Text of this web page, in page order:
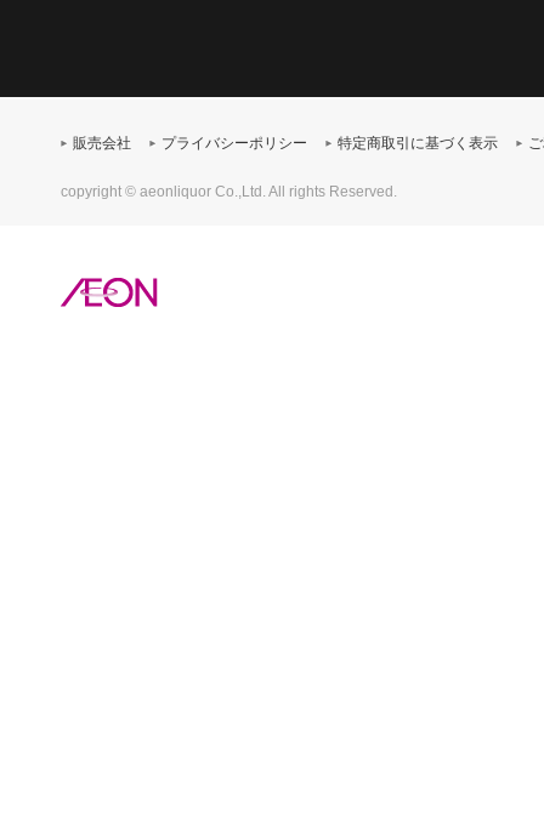
販売会社 プライバシーポリシー 特定商取引に基づく表示
copyright © aeonliquor Co.,Ltd. All rights Reserved.